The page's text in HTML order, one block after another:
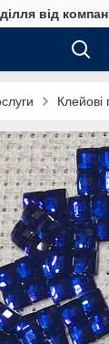
від